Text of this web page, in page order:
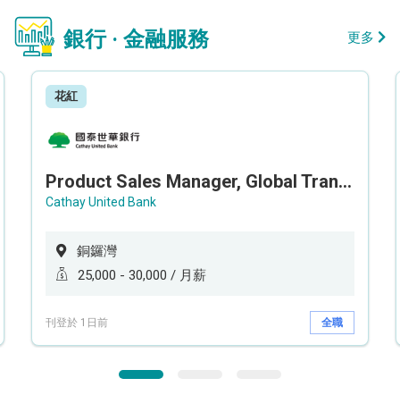
銀行 · 金融服務 更多
花紅
Product Sales Manager, Global Transaction Service (GTS)
Cathay United Bank
銅鑼灣
25,000 - 30,000 / 月薪
刊登於 1日前 全職